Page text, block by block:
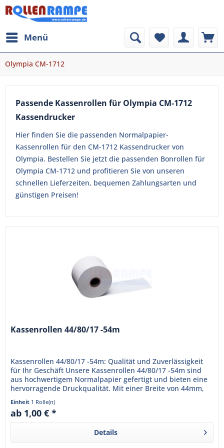
Menü
Olympia CM-1712
Passende Kassenrollen für Olympia CM-1712
Kassendrucker
Hier finden Sie die passenden Normalpapier-
Kassenrollen für den CM-1712 Kassendrucker von
Olympia. Bestellen Sie jetzt die passenden Bonrollen für
Olympia CM-1712 und profitieren Sie von unseren
schnellen Lieferzeiten, bequemen Zahlungsarten und
günstigen Preisen!
Kassenrollen 44/80/17 -54m
Kassenrollen 44/80/17 -54m: Qualität und Zuverlässigkeit
für Ihr Geschäft Unsere Kassenrollen 44/80/17 -54m sind
aus hochwertigem Normalpapier gefertigt und bieten eine
hervorragende Druckqualität. Mit einer Breite von 44mm,
einem...
Einheit 1 Rolle(n)
ab 1,00 € *
Details